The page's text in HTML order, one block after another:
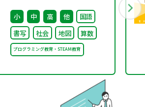
書籍は大阪・関西万博
「大阪ヘルスケア パビリ
オン」に出展・協賛しま
す～
小 中 高 他
国語
書写
社会 地図 算数
プログラミング教育・STEAM教育